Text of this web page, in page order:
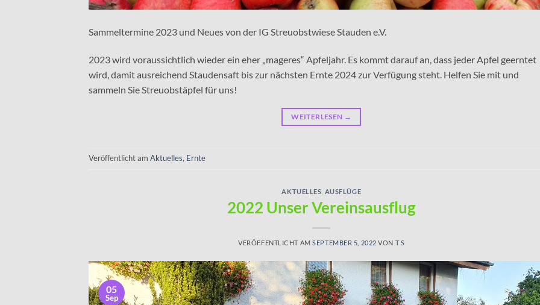
Sammeltermine 2023 und Neues von der IG Streuobstwiese Stauden e.V.
2023 wird voraussichtlich wieder ein eher „mageres“ Apfeljahr. Es kommt darauf an, dass jeder Apfel geerntet
wird, damit ausreichend Staudensaft bis zur nächsten Ernte 2024 zur Verfügung steht. Helfen Sie mit und
sammeln Sie Streuobstäpfel für uns!
WEITERLESEN →
Veröffentlicht am Aktuelles, Ernte
AKTUELLES AUSFLÜGE
2022 Unser Vereinsausflug
VERÖFFENTLICHT AMSEPTEMBER 5, 2022 VON T S
05
Sep